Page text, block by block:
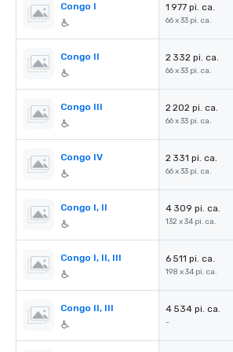
Congo I 1 977 pi. ca.
66 x 33 pi. ca.
Congo II 2 332 pi. ca.
66 x 33 pi. ca.
Congo III 2 202 pi. ca.
66 x 33 pi. ca.
Congo IV 2 331 pi. ca.
66 x 33 pi. ca.
Congo I, II 4 309 pi. ca.
132 x 34 pi. ca.
Congo I, II, III 6 511 pi. ca.
198 x 34 pi. ca.
Congo II, III 4 534 pi. ca.
-